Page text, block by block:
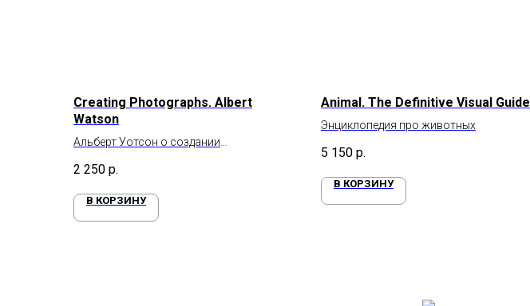
Creating Photographs. Albert
Watson
Альберт Уотсон о создании
2 250 р.
В КОРЗИНУ
Animal. The Definitive Visual Guide
Энциклопедия про животных
5 150 р.
В КОРЗИНУ